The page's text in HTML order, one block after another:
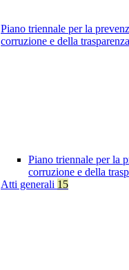
Piano triennale per la
corruzione e della trasparenza
Piano triennale per la
corruzione e della
Atti generali 15